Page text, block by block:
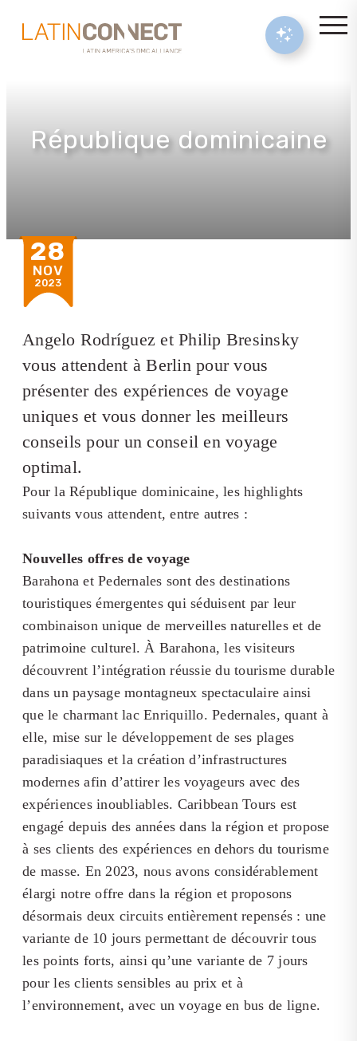
République dominicaine
28
NOV
2023
Angelo Rodríguez et Philip Bresinsky
vous attendent à Berlin pour vous
présenter des expériences de voyage
uniques et vous donner les meilleurs
conseils pour un conseil en voyage
optimal.
Pour la République dominicaine, les highlights
suivants vous attendent, entre autres :
Nouvelles offres de voyage
Barahona et Pedernales sont des destinations
touristiques émergentes qui séduisent par leur
combinaison unique de merveilles naturelles et de
patrimoine culturel. À Barahona, les visiteurs
découvrent l’intégration réussie du tourisme durable
dans un paysage montagneux spectaculaire ainsi
que le charmant lac Enriquillo. Pedernales, quant à
elle, mise sur le développement de ses plages
paradisiaques et la création d’infrastructures
modernes afin d’attirer les voyageurs avec des
expériences inoubliables. Caribbean Tours est
engagé depuis des années dans la région et propose
à ses clients des expériences en dehors du tourisme
de masse. En 2023, nous avons considérablement
élargi notre offre dans la région et proposons
désormais deux circuits entièrement repensés : une
variante de 10 jours permettant de découvrir tous
les points forts, ainsi qu’une variante de 7 jours
pour les clients sensibles au prix et à
l’environnement, avec un voyage en bus de ligne.